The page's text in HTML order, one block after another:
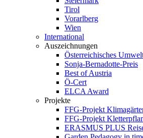
Tirol
Vorarlberg
Wien
International
Auszeichnungen
Österreichisches
Sonja-Bernadotte-Preis
Best of Austria
Ö-Cert
ELCA Award
Projekte
FFG-Projekt
FFG-Projekt
ERASMUS PLUS